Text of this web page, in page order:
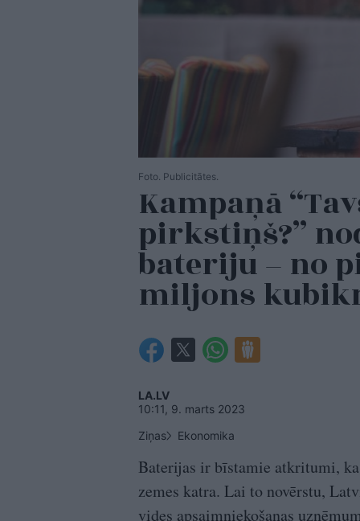
Foto. Publicitātes.
Kampaņā
pirkstiņš?”
bateriju – no
miljons
LA.LV
10:11, 9. marts 2023
Ziņas
Ekonomika
Baterijas ir bīstamie atkritumi,
zemes katra. Lai to novērstu,
vides apsaimniekošanas